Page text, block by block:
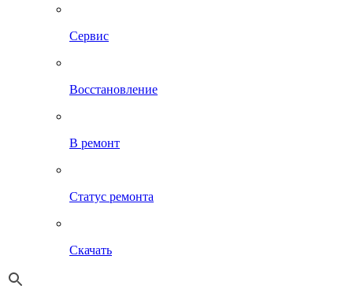
Сервис
Восстановление
В ремонт
Статус ремонта
Скачать